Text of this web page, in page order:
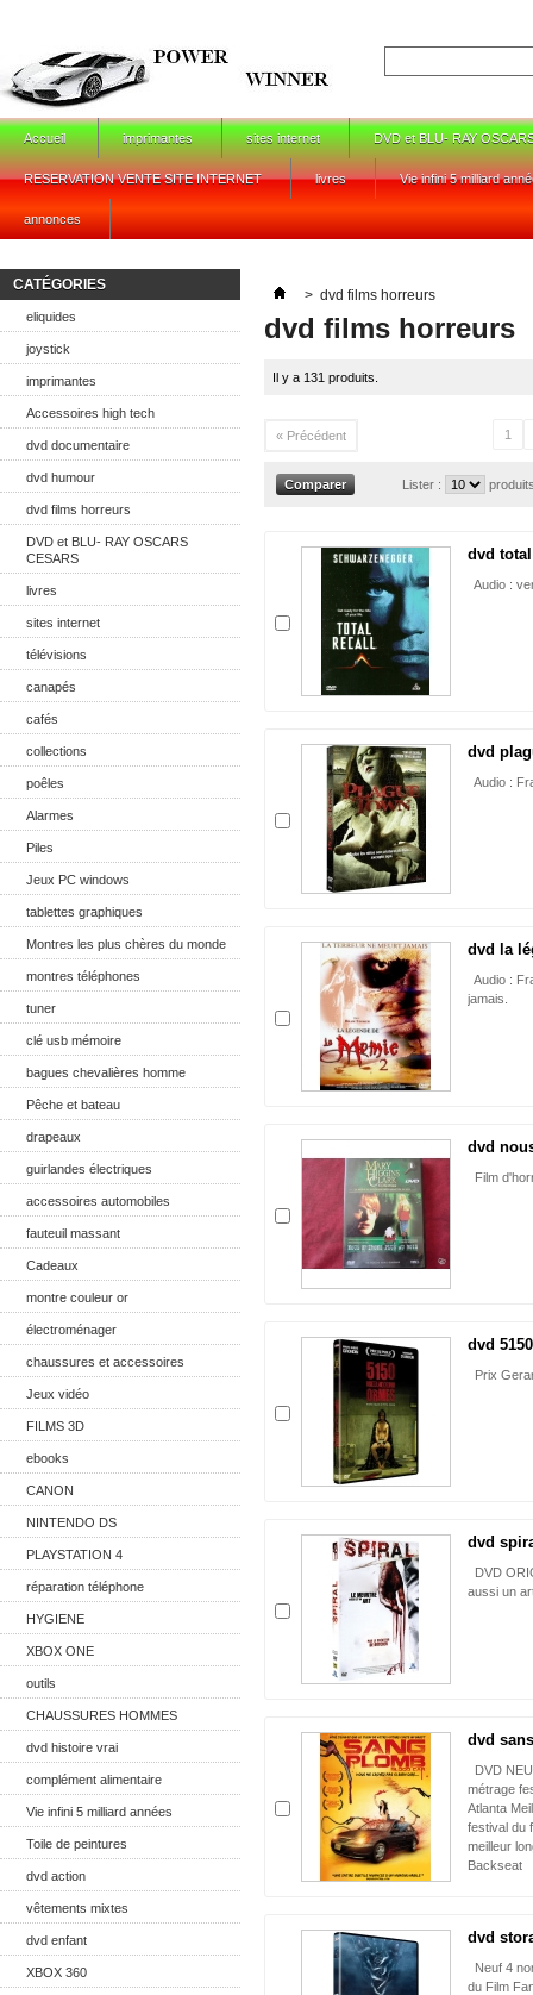
Accueil imprimantes sites internet DVD et BLU- RAY
RESERVATION VENTE SITE INTERNET livres Vie infini 5 milliard
annonces
CATÉGORIES
eliquides
joystick
imprimantes
Accessoires high tech
dvd documentaire
dvd humour
dvd films horreurs
DVD et BLU- RAY OSCARS
CESARS
livres
sites internet
télévisions
canapés
cafés
collections
poêles
Alarmes
Piles
Jeux PC windows
tablettes graphiques
Montres les plus chères du monde
montres téléphones
tuner
clé usb mémoire
bagues chevalières homme
Pêche et bateau
drapeaux
guirlandes électriques
accessoires automobiles
fauteuil massant
Cadeaux
montre couleur or
électroménager
chaussures et accessoires
Jeux vidéo
FILMS 3D
ebooks
CANON
NINTENDO DS
PLAYSTATION 4
réparation téléphone
HYGIENE
XBOX ONE
outils
CHAUSSURES HOMMES
dvd histoire vrai
complément alimentaire
Vie infini 5 milliard années
Toile de peintures
dvd action
vêtements mixtes
dvd enfant
XBOX 360
> dvd films horreurs
dvd films horreurs
Il y a 131 produits.
« Précédent 1
Lister :
dvd
Audio :
dvd
Audio :
dvd la
Audio :
jamais.
dvd
Film
dvd
Prix
dvd
DVD
aussi un
dvd
DVD
métrage
Atlanta
festival du
meilleur
Backseat
dvd
Neuf 4
du Film